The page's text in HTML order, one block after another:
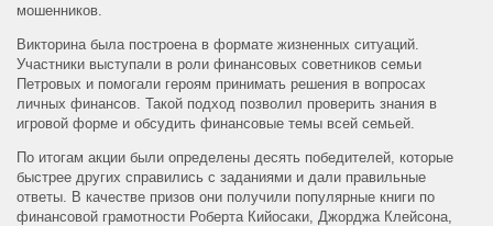
мошенников.
Викторина была построена в формате жизненных ситуаций.
Участники выступали в роли финансовых советников семьи
Петровых и помогали героям принимать решения в вопросах
личных финансов. Такой подход позволил проверить знания в
игровой форме и обсудить финансовые темы всей семьей.
По итогам акции были определены десять победителей, которые
быстрее других справились с заданиями и дали правильные
ответы. В качестве призов они получили популярные книги по
финансовой грамотности Роберта Кийосаки, Джорджа Клейсона,